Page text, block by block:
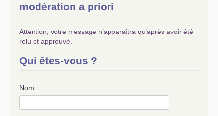
modération a priori
Attention, votre message n’apparaîtra qu’après avoir été
relu et approuvé.
Qui êtes-vous ?
Nom